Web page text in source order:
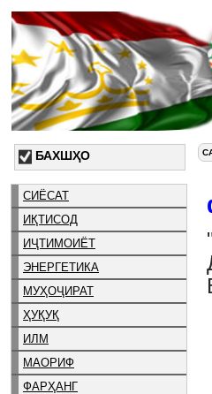
БАХШҲО
СИЁСАТ
ИҚТИСОД
ИҶТИМОИЁТ
ЭНЕРГЕТИКА
МУҲОҶИРАТ
ҲУҚУҚ
ИЛМ
МАОРИФ
ФАРҲАНГ